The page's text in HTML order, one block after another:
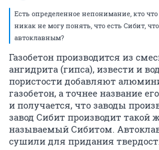
Есть определенное непонимание, кто
никак не могу понять, что есть Сибит, что
автоклавным?
Газобетон производится из
ангидрита (гипса), извести и
пористости добавляют
газобетон, а точнее название
и получается, что заводы
завод Сибит производит такой
называемый Сибитом.
сушили для придания